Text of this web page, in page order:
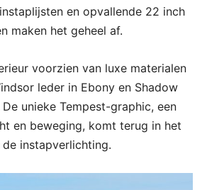
en opvallende 22 inch
maken het geheel af.
voorzien van luxe materialen
leder in Ebony en Shadow
unieke Tempest-graphic, een
en beweging, komt terug in het
instapverlichting.